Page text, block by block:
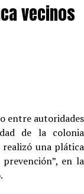
vecinos
entre autoridades
de la colonia
una plática
en la